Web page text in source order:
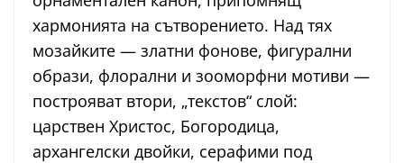
хармонията на сътворението. Над тях
мозайките — златни фонове, фигурални
образи, флорални и зооморфни мотиви —
построяват втори, „текстов“ слой:
царствен Христос, Богородица,
архангелски двойки, серафими под